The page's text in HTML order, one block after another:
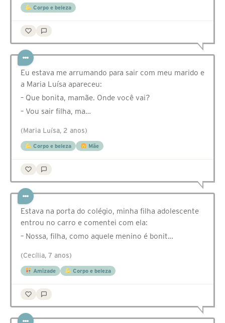
Corpo e beleza
Eu estava me arrumando para sair com meu marido e
a Maria Luísa apareceu:
– Que bonita, mamãe. Onde você vai?
– Vou sair filha, ma…
(Maria Luísa, 2 anos)
Corpo e beleza Mãe
Estava na porta do colégio, minha filha adolescente
entrou no carro e comentei com ela:
– Nossa, filha, como aquele menino é bonit…
(Cecília, 7 anos)
Amizade Corpo e beleza